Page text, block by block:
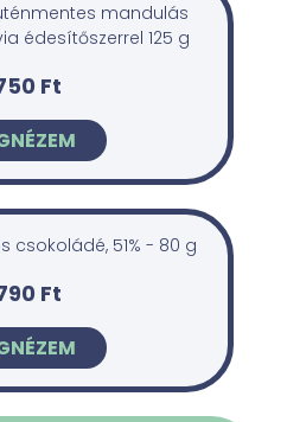
mandulás
édesítőszerrel 125 g
Ft
csokoládé, 51% - 80 g
Ft